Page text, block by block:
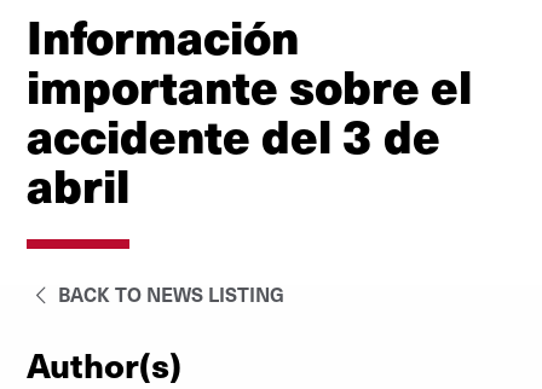
Información
importante sobre el
accidente del 3 de
abril
BACK TO NEWS LISTING
Author(s)